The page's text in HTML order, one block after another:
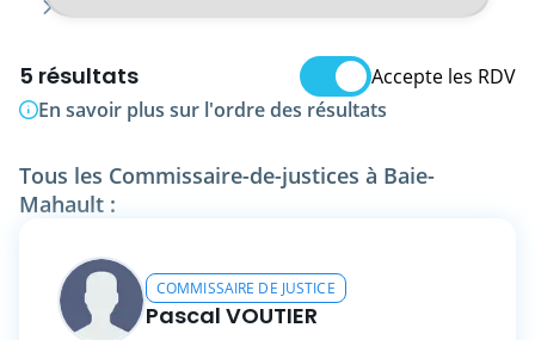
5 résultats
Accepte les RDV
En savoir plus sur l'ordre des résultats
Tous les Commissaire-de-justices à Baie-
Mahault :
COMMISSAIRE DE JUSTICE
Pascal VOUTIER